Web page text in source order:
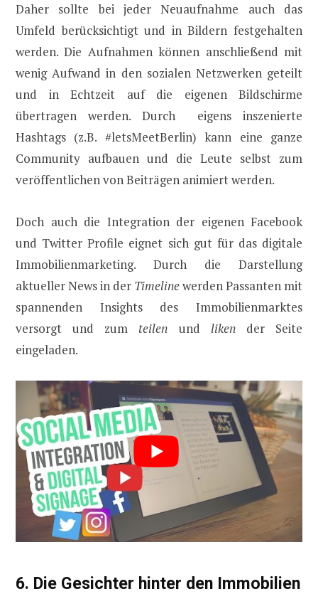
Daher sollte bei jeder Neuaufnahme auch das
Umfeld berücksichtigt und in Bildern festgehalten
werden. Die Aufnahmen können anschließend mit
wenig Aufwand in den sozialen Netzwerken geteilt
und in Echtzeit auf die eigenen Bildschirme
übertragen werden. Durch eigens inszenierte
Hashtags (z.B. #letsMeetBerlin) kann eine ganze
Community aufbauen und die Leute selbst zum
veröffentlichen von Beiträgen animiert werden.
Doch auch die Integration der eigenen Facebook
und Twitter Profile eignet sich gut für das digitale
Immobilienmarketing. Durch die Darstellung
aktueller News in der Timelinewerden Passanten mit
spannenden Insights des Immobilienmarktes
versorgt und zum teilen und likender Seite
eingeladen.
6. Die Gesichter hinter den Immobilien